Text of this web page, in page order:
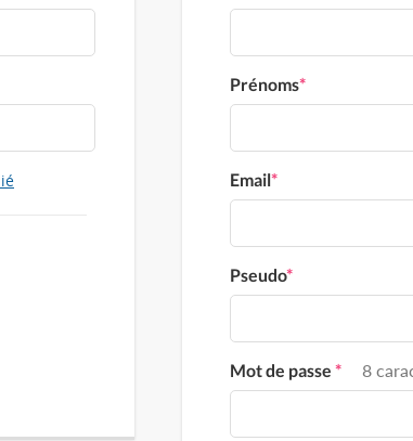
Prénoms*
Email*
Pseudo*
Mot de passe * 8